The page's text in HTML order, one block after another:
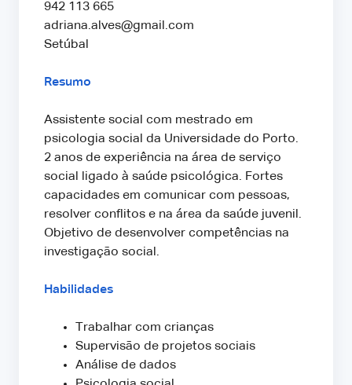
942 113 665
adriana.alves@gmail.com
Setúbal
Resumo
Assistente social com mestrado em
psicologia social da Universidade do Porto.
2 anos de experiência na área de serviço
social ligado à saúde psicológica. Fortes
capacidades em comunicar com pessoas,
resolver conflitos e na área da saúde juvenil.
Objetivo de desenvolver competências na
investigação social.
Habilidades
Trabalhar com crianças
Supervisão de projetos sociais
Análise de dados